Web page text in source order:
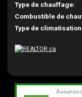
Type de chauffage:
Combustible de
Type de